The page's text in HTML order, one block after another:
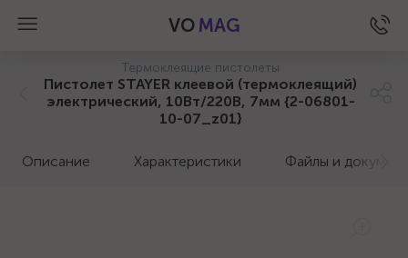
VO MAG
Термоклеящие пистолеты
Пистолет STAYER клеевой (термоклеящий)
электрический, 10Вт/220В, 7мм {2-06801-
10-07_z01}
Описание Характеристики Файлы и